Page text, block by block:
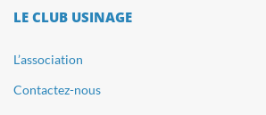
LE CLUB USINAGE
L’association
Contactez-nous